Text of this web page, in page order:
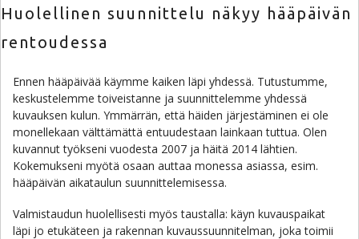
Huolellinen suunnittelu näkyy hääpäivän
rentoudessa
Ennen hääpäivää käymme kaiken läpi yhdessä. Tutustumme,
keskustelemme toiveistanne ja suunnittelemme yhdessä
kuvauksen kulun. Ymmärrän, että häiden järjestäminen ei ole
monellekaan välttämättä entuudestaan lainkaan tuttua. Olen
kuvannut työkseni vuodesta 2007 ja häitä 2014 lähtien.
Kokemukseni myötä osaan auttaa monessa asiassa, esim.
hääpäivän aikataulun suunnittelemisessa.
Valmistaudun huolellisesti myös taustalla: käyn kuvauspaikat
läpi jo etukäteen ja rakennan kuvaussuunnitelman, joka toimii